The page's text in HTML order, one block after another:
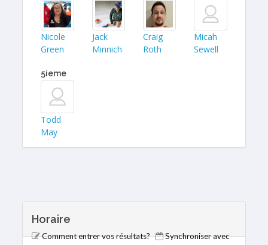
Nicole
Green
Jack
Minnich
Craig
Roth
Micah
Sewell
5ieme
Todd
May
Horaire
Comment entrer vos résultats?
Synchroniser avec